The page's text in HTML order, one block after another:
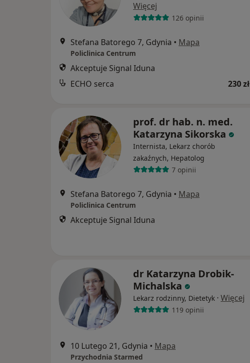
Więcej
126 opinii
Stefana Batorego 7, Gdynia • Mapa
Policlinica Centrum
Akceptuje Signal Iduna
ECHO serca
230 zł
prof. dr hab. n. med.
Katarzyna Sikorska
Internista, Lekarz chorób
zakaźnych, Hepatolog
7 opinii
Stefana Batorego 7, Gdynia • Mapa
Policlinica Centrum
Akceptuje Signal Iduna
dr Katarzyna Drobik-
Michalska
Lekarz rodzinny, Dietetyk · Więcej
119 opinii
10 Lutego 21, Gdynia • Mapa
Przychodnia Starmed